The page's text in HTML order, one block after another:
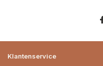
Klantenservice